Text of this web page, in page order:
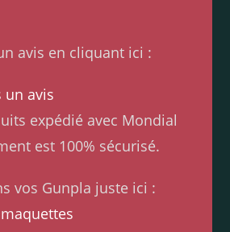
avis en cliquant ici :
un avis
expédié avec Mondial
est 100% sécurisé.
vos Gunpla juste ici :